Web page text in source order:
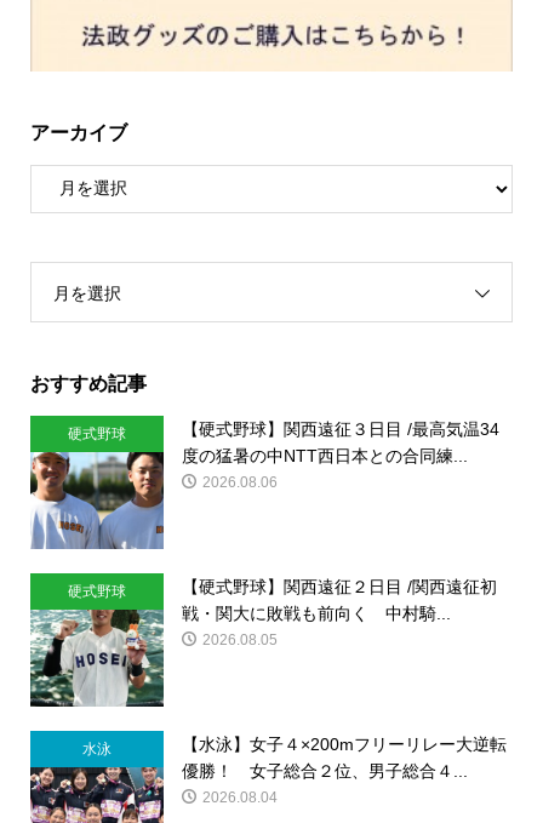
アーカイブ
月を選択
おすすめ記事
硬式野球
【硬式野球】関西遠征３日目 /最高気温34
度の猛暑の中NTT西日本との合同練...
2026.08.06
硬式野球
【硬式野球】関西遠征２日目 /関西遠征初
戦・関大に敗戦も前向く 中村騎...
2026.08.05
水泳
【水泳】女子４×200mフリーリレー大逆転
優勝！ 女子総合２位、男子総合４...
2026.08.04